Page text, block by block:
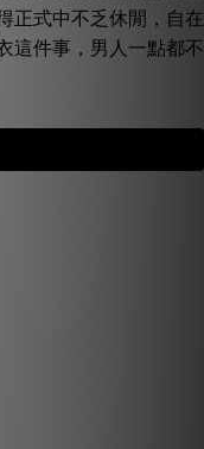
正式中不乏休閒，自在
這件事，男人一點都不